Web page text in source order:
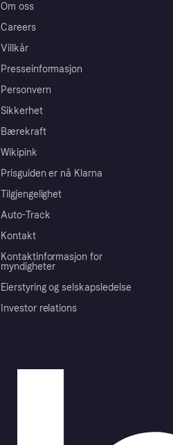
Om oss
Careers
Villkår
Presseinformasjon
Personvern
Sikkerhet
Bærekraft
Wikipink
Prisguiden er nå Klarna
Tilgjengelighet
Auto-Track
Kontakt
Kontaktinformasjon for
myndigheter
Eierstyring og selskapsledelse
Investor relations